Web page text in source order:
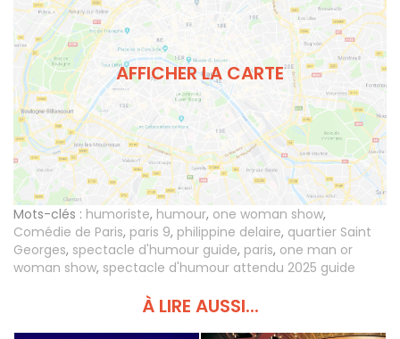
AFFICHER LA CARTE
Mots-clés : humoriste, humour, one woman show,
Comédie de Paris, paris 9, philippine delaire, quartier Saint
Georges, spectacle d'humour guide, paris, one man or
woman show, spectacle d'humour attendu 2025 guide
À LIRE AUSSI...